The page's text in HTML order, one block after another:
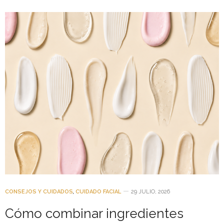
CONSEJOS Y CUIDADOS CUIDADO FACIAL 29 JULIO, 2026
Cómo combinar ingredientes